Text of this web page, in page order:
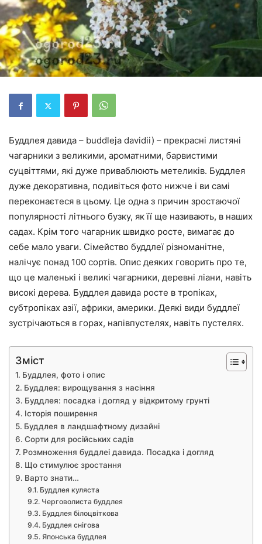
Буддлея давида – buddleja davidii) – прекрасні листяні
чагарники з великими, ароматними, барвистими
суцвіттями, які дуже приваблюють метеликів. Буддлея
дуже декоративна, подивіться фото нижче і ви самі
переконаєтеся в цьому. Це одна з причин зростаючої
популярності літнього бузку, як її ще називають, в наших
садах. Крім того чагарник швидко росте, вимагає до
себе мало уваги. Сімейство буддлеї різноманітне,
налічує понад 100 сортів. Опис деяких говорить про те,
що це маленькі і великі чагарники, деревні ліани, навіть
високі дерева. Буддлея давида росте в тропіках,
субтропіках азії, африки, америки. Деякі види буддлеї
зустрічаються в горах, напівпустелях, навіть пустелях.
Зміст
Буддлея, фото і опис
Буддлея: вирощування з насіння
Буддлея: посадка і догляд у відкритому грунті
Історія поширення
Буддлея в ландшафтному дизайні
Сорти для російських садів
Розмноження буддлеі давида. Посадка і догляд
Що стимулює зростання
Варто знати…
Буддлея куляста
Черговолиста буддлея
Буддлея білоцвіткова
Буддлея снігова
Японська буддлея